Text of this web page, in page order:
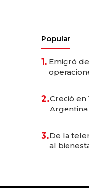
Popular
1. Emigró
2.Creció en
las
3.De la
al